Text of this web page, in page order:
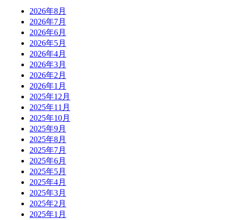
2026年8月
2026年7月
2026年6月
2026年5月
2026年4月
2026年3月
2026年2月
2026年1月
2025年12月
2025年11月
2025年10月
2025年9月
2025年8月
2025年7月
2025年6月
2025年5月
2025年4月
2025年3月
2025年2月
2025年1月